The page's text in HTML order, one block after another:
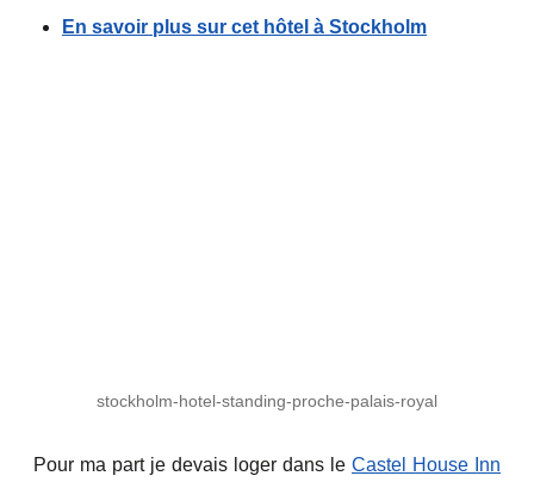
En savoir plus sur cet hôtel à Stockholm
stockholm-hotel-standing-proche-palais-royal
Pour ma part je devais loger dans le Castel House Inn